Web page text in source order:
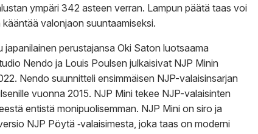
ympäri 342 asteen verran. Lampun päätä taas voi
kääntää valonjaon suuntaamiseksi.
japanilainen perustajansa Oki Saton luotsaama
Nendo ja Louis Poulsen julkaisivat NJP Minin
Nendo suunnitteli ensimmäisen NJP-valaisinsarjan
vuonna 2015. NJP Mini tekee NJP-valaisinten
entistä monipuolisemman. NJP Mini on siro ja
NJP Pöytä ‑valaisimesta, joka taas on moderni